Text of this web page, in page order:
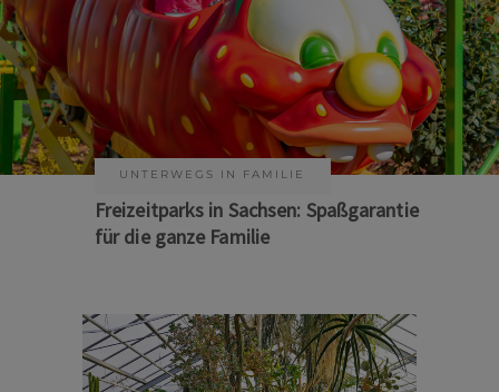
KUNST & KULTUR
Sommer auf Sachsens Theaterbühnen